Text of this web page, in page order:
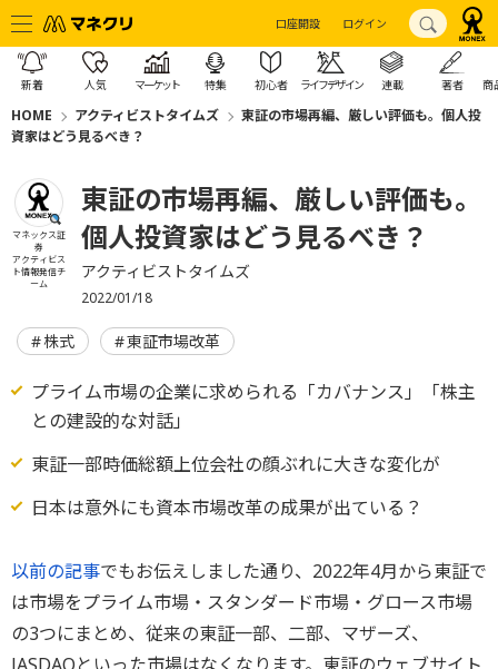
口座開設 ログイン
新着 人気 マーケット 特集 初心者 ライフデザイン 連載 著者 商
HOME アクティビストタイムズ
東証の市場再編、厳しい評価も。個人投
資家はどう見るべき？
マネックス証
券
アクティビス
ト情報発信チ
ーム
東証の市場再編、厳しい評価も。
個人投資家はどう見るべき？
アクティビストタイムズ
2022/01/18
株式 東証市場改革
プライム市場の企業に求められる「カバナンス」「株主
との建設的な対話」
東証一部時価総額上位会社の顔ぶれに大きな変化が
日本は意外にも資本市場改革の成果が出ている？
以前の記事でもお伝えしました通り、2022年4月から東証で
は市場をプライム市場・スタンダード市場・グロース市場
の3つにまとめ、従来の東証一部、二部、マザーズ、
JASDAQといった市場はなくなります。東証のウェブサイト